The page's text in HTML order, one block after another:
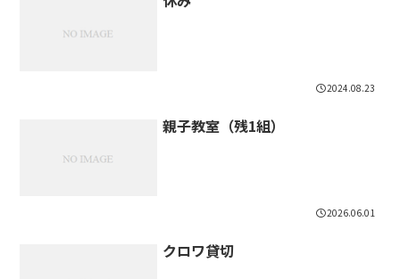
2024.08.23
親子教室（残1組）
2026.06.01
クロワ貸切